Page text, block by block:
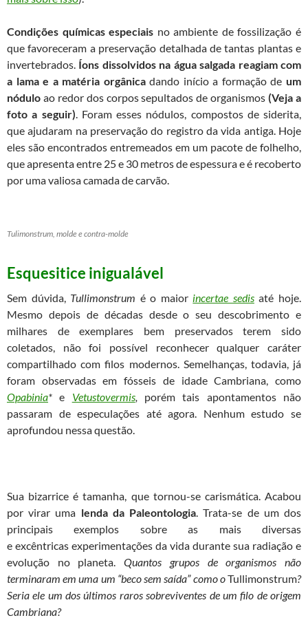
Condições químicas especiais no ambiente de fossilização é
que favoreceram a preservação detalhada de tantas plantas e
invertebrados. Íons dissolvidos na água salgada reagiam com
a lama e a matéria orgânicadando início a formação deum
nódulo ao redor dos corpos sepultados de organismos (Veja a
foto a seguir). Foram esses nódulos, compostos de siderita,
que ajudaram na preservação do registro da vida antiga. Hoje
eles são encontrados entremeados em um pacote de folhelho,
que apresenta entre 25 e 30 metros de espessura e é recoberto
por uma valiosa camada de carvão.
Tulimonstrum, molde e contra-molde
Esquesitice inigualável
Sem dúvida, Tullimonstrum é o maior incertae sedisaté hoje.
Mesmo depois de décadas desde o seu descobrimento e
milhares de exemplares bem preservados terem sido
coletados, não foi possível reconhecer qualquer caráter
compartilhado com filos modernos. Semelhanças, todavia, já
foram observadas em fósseis de idade Cambriana, como
Opabinia* e Vetustovermis, porém tais apontamentos não
passaram de especulações até agora. Nenhum estudo se
aprofundou nessa questão.
Sua bizarrice é tamanha, que tornou-se carismática. Acabou
por virar uma lenda da Paleontologia. Trata-se de um dos
principais exemplos sobre as mais diversas
e excêntricas experimentações da vida durante sua radiação e
evolução no planeta.Quantos grupos de organismos não
terminaram em uma um “beco sem saída” como oTullimonstrum?
Seria ele um dos últimos raros sobreviventes de um filo de origem
Cambriana?